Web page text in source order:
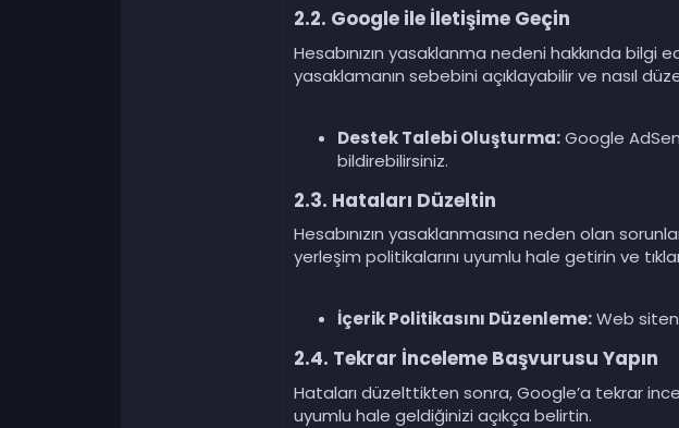
2.2. Google ile İletişime Geçin
Hesabınızın yasaklanma nedeni hakkında
yasaklamanın sebebini açıklayabilir ve nasıl
Destek Talebi Oluşturma:Google
bildirebilirsiniz.
2.3. Hataları Düzeltin
Hesabınızın yasaklanmasına neden olan
yerleşim politikalarını uyumlu hale getirin ve
İçerik Politikasını Düzenleme:Web
2.4. Tekrar İnceleme Başvurusu Yapın
Hataları düzelttikten sonra, Google’a tekrar
uyumlu hale geldiğinizi açıkça belirtin.